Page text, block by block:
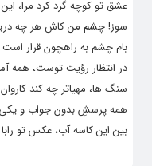
عشق تو کوچه گرد کرد مرا،
سوز! چشم من کاش هر چه
بام چشم به راهچون قرار است
در انتظار رؤیت توست، همه
سنگ ها، مهیاتر چه کند
همه پرسشِ بدون جواب و یکی
بین این کاسه آب، عکس تو